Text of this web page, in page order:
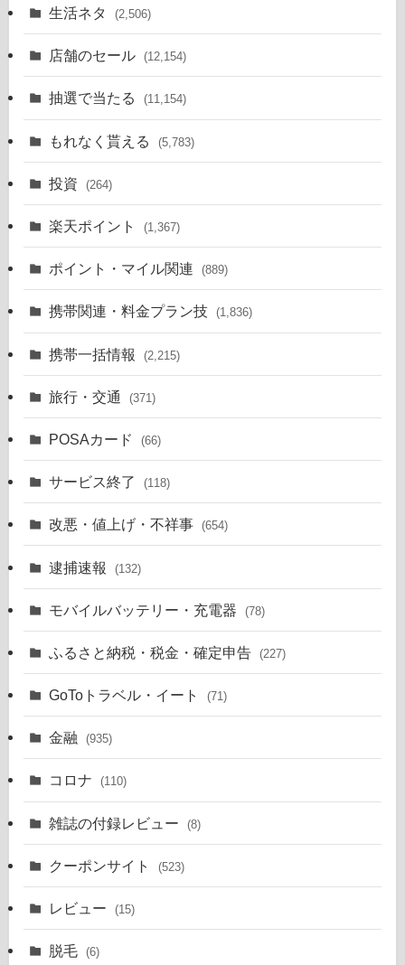
生活ネタ (2,506)
店舗のセール (12,154)
抽選で当たる (11,154)
もれなく貰える (5,783)
投資 (264)
楽天ポイント (1,367)
ポイント・マイル関連 (889)
携帯関連・料金プラン技 (1,836)
携帯一括情報 (2,215)
旅行・交通 (371)
POSAカード (66)
サービス終了 (118)
改悪・値上げ・不祥事 (654)
逮捕速報 (132)
モバイルバッテリー・充電器 (78)
ふるさと納税・税金・確定申告 (227)
GoToトラベル・イート (71)
金融 (935)
コロナ (110)
雑誌の付録レビュー (8)
クーポンサイト (523)
レビュー (15)
脱毛 (6)